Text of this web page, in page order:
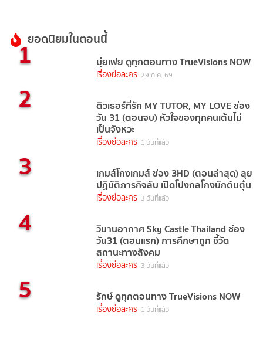
ยอดนิยมในตอนนี้
1 มุ่ยเฟย ดูทุกตอนทาง TrueVisions NOW
เรื่องย่อละคร 29 ก.ค. 69
2 ติวเธอร์ที่รัก MY TUTOR, MY LOVE ช่อง
วัน 31 (ตอนจบ) หัวใจของทุกคนเต้นไม่
เป็นจังหวะ
เรื่องย่อละคร 1 วันที่แล้ว
3 เกมส์โกงเกมส์ ช่อง 3HD (ตอนล่าสุด) ลุย
ปฏิบัติภารกิจลับ เปิดโปงกลโกงนักต้มตุ๋น
เรื่องย่อละคร 3 วันที่แล้ว
4 วิมานอากาศ Sky Castle Thailand ช่อง
วัน31 (ตอนแรก) การศึกษาถูก ชี้วัด
สถานะทางสังคม
เรื่องย่อละคร 3 วันที่แล้ว
5 รักษ์ ดูทุกตอนทาง TrueVisions NOW
เรื่องย่อละคร 1 วันที่แล้ว